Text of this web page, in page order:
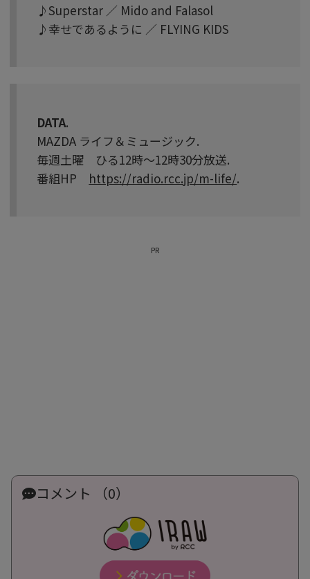
♪Superstar ／ Mido and Falasol
♪幸せであるように ／ FLYING KIDS
DATA.
MAZDA ライフ＆ミュージック.
毎週土曜 ひる12時～12時30分放送.
番組HP https://radio.rcc.jp/m-life/.
PR
コメント （0）